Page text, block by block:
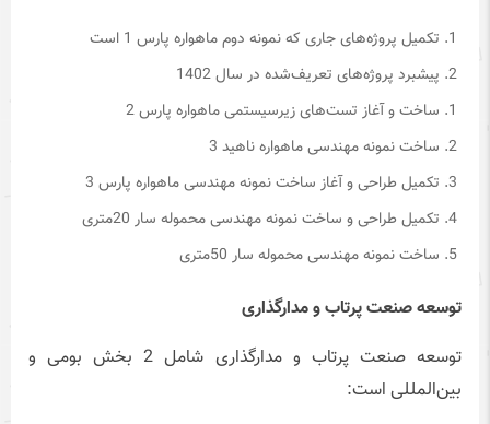
تکمیل پروژه‌های جاری که نمونه دوم ماهواره پارس 1 است
پیشبرد پروژه‌های تعریف‌شده در سال 1402
ساخت و آغاز تست‌های زیرسیستمی ماهواره پارس 2
ساخت نمونه مهندسی ماهواره ناهید 3
تکمیل طراحی و آغاز ساخت نمونه مهندسی ماهواره پارس 3
تکمیل طراحی و ساخت نمونه مهندسی محموله سار 20متری
ساخت نمونه مهندسی محموله سار 50متری
توسعه صنعت پرتاب و مدارگذاری
توسعه صنعت پرتاب و مدارگذاری شامل 2 بخش بومی و
بین‌المللی است: